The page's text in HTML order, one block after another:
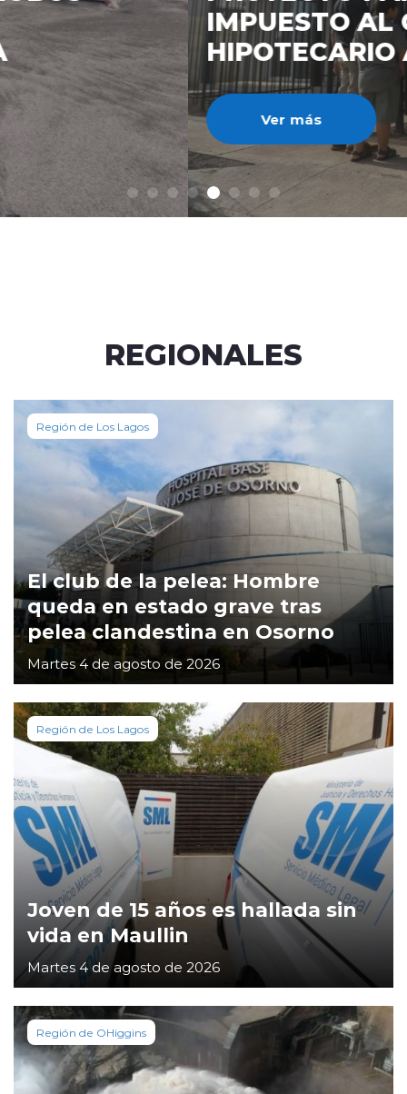
IMPUESTO AL CRÉDITO
HIPOTECARIO A UN 3%
Ver más
REGIONALES
Región de Los Lagos
El club de la pelea: Hombre
queda en estado grave tras
pelea clandestina en Osorno
Martes 4 de agosto de 2026
Región de Los Lagos
Joven de 15 años es hallada sin
vida en Maullin
Martes 4 de agosto de 2026
Región de OHiggins